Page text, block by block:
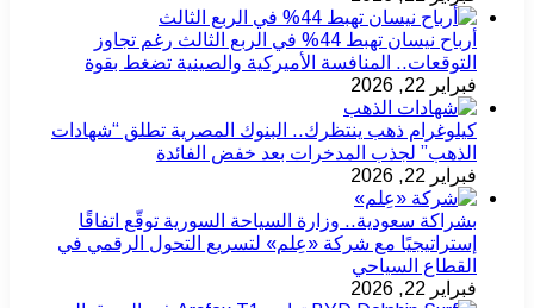
أرباح نيسان تهبط 44% في الربع الثالث رغم تجاوز
التوقعات.. المنافسة الأميركية والصينية تضغط بقوة
فبراير 22, 2026
كيلوغرام ذهب ينتظرك.. البنوك المصرية تطلق “شهادات
الذهب” لجذب المدخرات بعد خفض الفائدة
فبراير 22, 2026
بشراكة سعودية.. وزارة السياحة السورية توقّع اتفاقًا
إستراتيجيًا مع شركة «عِلم» لتسريع التحول الرقمي في
القطاع السياحي
فبراير 22, 2026